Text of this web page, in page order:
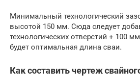
Минимальный технологический
высотой 150 мм. Сюда следует
технологических отверстий + 100
будет оптимальная длина сваи.
Как составить чертеж